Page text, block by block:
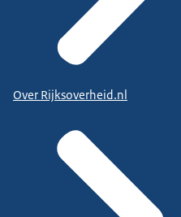
Over Rijksoverheid.nl